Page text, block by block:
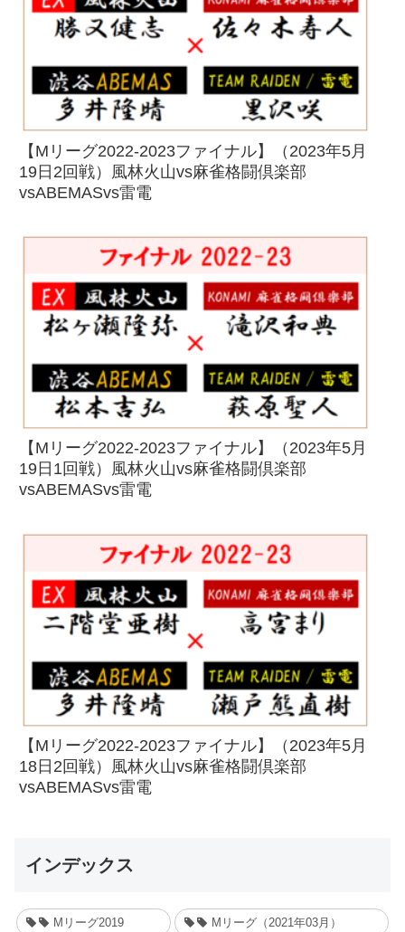
【Mリーグ2022-2023ファイナル】（2023年5月
19日2回戦）風林火山vs麻雀格闘倶楽部
vsABEMASvs雷電
【Mリーグ2022-2023ファイナル】（2023年5月
19日1回戦）風林火山vs麻雀格闘倶楽部
vsABEMASvs雷電
【Mリーグ2022-2023ファイナル】（2023年5月
18日2回戦）風林火山vs麻雀格闘倶楽部
vsABEMASvs雷電
インデックス
Mリーグ2019 Mリーグ（2021年03月）